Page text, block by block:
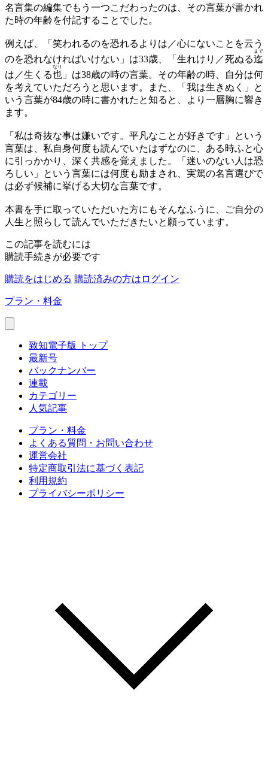
名言集の編集でもう一つこだわったのは、その言葉が書かれ
た時の年齢を付記することでした。
例えば、「笑われるのを恐れるよりは／心にないことを云う
のを恐れなければいけない」は33歳、「生れけり／死ぬる迄
まで
は／生くる也
なり
」は38歳の時の言葉。その年齢の時、自分は何
を考えていただろうと思います。また、「我は生きぬく」と
いう言葉が84歳の時に書かれたと知ると、より一層胸に響き
ます。
「私は奇抜な事は嫌いです。平凡なことが好きです」という
言葉は、私自身何度も読んでいたはずなのに、ある時ふと心
に引っかかり、深く共感を覚えました。「迷いのない人は恐
ろしい」という言葉には何度も励まされ、実篤の名言選びで
は必ず候補に挙げる大切な言葉です。
本書を手に取っていただいた方にもそんなふうに、ご自分の
人生と照らして読んでいただきたいと願っています。
この記事を読むには
購読手続きが必要です
購読をはじめる 購読済みの方はログイン
プラン・料金
致知電子版 トップ
最新号
バックナンバー
連載
カテゴリー
人気記事
プラン・料金
よくある質問・お問い合わせ
運営会社
特定商取引法に基づく表記
利用規約
プライバシーポリシー